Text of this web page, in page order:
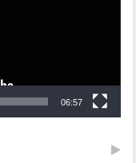
06:57